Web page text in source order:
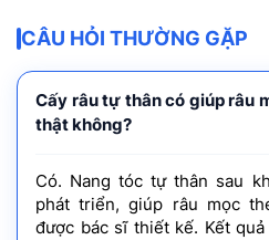
CÂU HỎI THƯỜNG GẶP
Cấy râu tự thân có giúp râu
thật không?
Có. Nang tóc tự thân sau
phát triển, giúp râu mọc
được bác sĩ thiết kế. Kết